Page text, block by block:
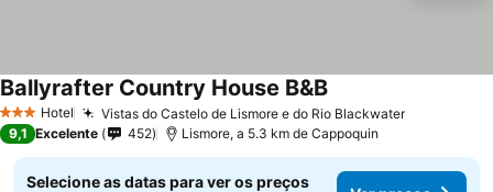
3 EstrelasHotel Vistas do Castelo de Lismore e do Rio BlackwaterVer preços
Ballyrafter Country House B&BVer preços
9,1 Excelente 452 Lismore, a 5.3 km de Cappoquin
Selecione as datas para ver os preços